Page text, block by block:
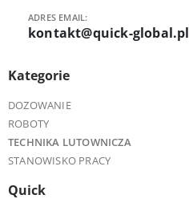
ADRES EMAIL:
kontakt@quick-global.pl
Kategorie
DOZOWANIE
ROBOTY
TECHNIKA LUTOWNICZA
STANOWISKO PRACY
Quick